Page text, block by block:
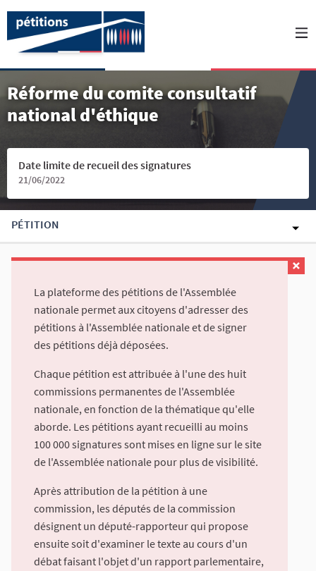
Réforme du comite consultatif
national d'éthique
Date limite de recueil des signatures
21/06/2022
PÉTITION
La plateforme des pétitions de l'Assemblée
nationale permet aux citoyens d'adresser des
pétitions à l'Assemblée nationale et de signer
des pétitions déjà déposées.
Chaque pétition est attribuée à l'une des huit
commissions permanentes de l'Assemblée
nationale, en fonction de la thématique qu'elle
aborde. Les pétitions ayant recueilli au moins
100 000 signatures sont mises en ligne sur le site
de l'Assemblée nationale pour plus de visibilité.
Après attribution de la pétition à une
commission, les députés de la commission
désignent un député-rapporteur qui propose
ensuite soit d'examiner le texte au cours d'un
débat faisant l'objet d'un rapport parlementaire,